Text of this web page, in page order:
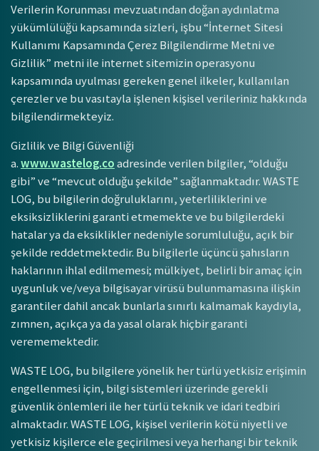
Verilerin Korunması mevzuatından doğan aydınlatma
yükümlülüğü kapsamında sizleri, işbu “İnternet Sitesi
Kullanımı Kapsamında Çerez Bilgilendirme Metni ve
Gizlilik” metni ile internet sitemizin operasyonu
kapsamında uyulması gereken genel ilkeler, kullanılan
çerezler ve bu vasıtayla işlenen kişisel verileriniz hakkında
bilgilendirmekteyiz.
Gizlilik ve Bilgi Güvenliği
a.www.wastelog.coadresinde verilen bilgiler, “olduğu
gibi” ve “mevcut olduğu şekilde” sağlanmaktadır. WASTE
LOG, bu bilgilerin doğruluklarını, yeterliliklerini ve
eksiksizliklerini garanti etmemekte ve bu bilgilerdeki
hatalar ya da eksiklikler nedeniyle sorumluluğu, açık bir
şekilde reddetmektedir. Bu bilgilerle üçüncü şahısların
haklarının ihlal edilmemesi; mülkiyet, belirli bir amaç için
uygunluk ve/veya bilgisayar virüsü bulunmamasına ilişkin
garantiler dahil ancak bunlarla sınırlı kalmamak kaydıyla,
zımnen, açıkça ya da yasal olarak hiçbir garanti
verememektedir.
WASTE LOG, bu bilgilere yönelik her türlü yetkisiz erişimin
engellenmesi için, bilgi sistemleri üzerinde gerekli
güvenlik önlemleri ile her türlü teknik ve idari tedbiri
almaktadır. WASTE LOG, kişisel verilerin kötü niyetli ve
yetkisiz kişilerce ele geçirilmesi veya herhangi bir teknik